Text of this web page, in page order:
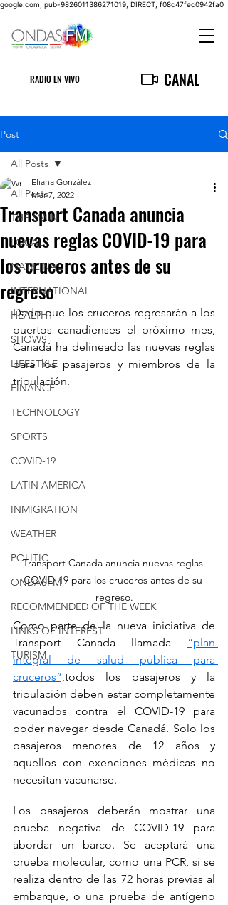
google.com, pub-9826011386271019, DIRECT, f08c47fec0942fa0
RADIO EN VIVO CANAL
Post
All Posts
THE MAIN
LOCAL
NATIONAL
INTERNATIONAL
HEALTH
SHOWS
LIFESTYLE
FINANCE
TECHNOLOGY
SPORTS
COVID-19
LATIN AMERICA
INMIGRATION
WEATHER
POLITIC
ONDASFM
RECOMMENDED OF THE WEEK
LINKS OF INTEREST
TURISM
All Posts
Transport Canada anuncia
nuevas reglas COVID-19 para
los cruceros antes de su
regreso
Eliana González
Mar 7, 2022
Dado que los cruceros regresarán a los
puertos canadienses el próximo mes,
Canadá ha delineado las nuevas reglas
para los pasajeros y miembros de la
tripulación.
Transport Canada anuncia nuevas reglas
COVID-19 para los cruceros antes de su
regreso.
Como parte de la nueva iniciativa de
Transport Canada llamada “plan
integral de salud pública para
cruceros”, todos los pasajeros y la
tripulación deben estar completamente
vacunados contra el COVID-19 para
poder navegar desde Canadá. Solo los
pasajeros menores de 12 años y
aquellos con exenciones médicas no
necesitan vacunarse.
Los pasajeros deberán mostrar una
prueba negativa de COVID-19 para
abordar un barco. Se aceptará una
prueba molecular, como una PCR, si se
realiza dentro de las 72 horas previas al
embarque, o una prueba de antígeno